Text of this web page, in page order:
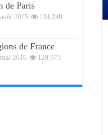
de Paris
2015 134,240
de France
2016 129,973